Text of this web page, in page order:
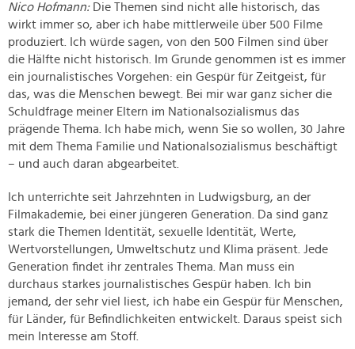
Nico Hofmann:Die Themen sind nicht alle historisch, das
wirkt immer so, aber ich habe mittlerweile über 500 Filme
produziert. Ich würde sagen, von den 500 Filmen sind über
die Hälfte nicht historisch. Im Grunde genommen ist es immer
ein journalistisches Vorgehen: ein Gespür für Zeitgeist, für
das, was die Menschen bewegt. Bei mir war ganz sicher die
Schuldfrage meiner Eltern im Nationalsozialismus das
prägende Thema. Ich habe mich, wenn Sie so wollen, 30 Jahre
mit dem Thema Familie und Nationalsozialismus beschäftigt
– und auch daran abgearbeitet.
Ich unterrichte seit Jahrzehnten in Ludwigsburg, an der
Filmakademie, bei einer jüngeren Generation. Da sind ganz
stark die Themen Identität, sexuelle Identität, Werte,
Wertvorstellungen, Umweltschutz und Klima präsent. Jede
Generation findet ihr zentrales Thema. Man muss ein
durchaus starkes journalistisches Gespür haben. Ich bin
jemand, der sehr viel liest, ich habe ein Gespür für Menschen,
für Länder, für Befindlichkeiten entwickelt. Daraus speist sich
mein Interesse am Stoff.